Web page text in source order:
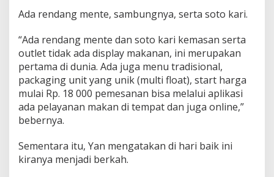
k
a
i
Ada rendang mente, sambungnya, serta soto kari.
“Ada rendang mente dan soto kari kemasan serta
outlet tidak ada display makanan, ini merupakan
pertama di dunia. Ada juga menu tradisional,
packaging unit yang unik (multi float), start harga
mulai Rp. 18 000 pemesanan bisa melalui aplikasi
ada pelayanan makan di tempat dan juga online,”
bebernya.
Sementara itu, Yan mengatakan di hari baik ini
kiranya menjadi berkah.